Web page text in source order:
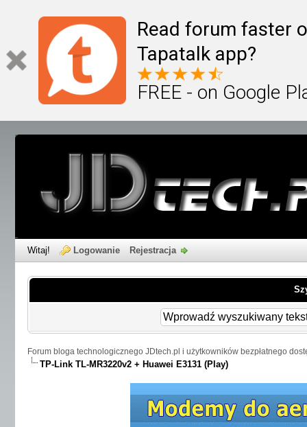
Read forum faster
Tapatalk app?
FREE - on Google
Witaj! Logowanie Rejestracja
Forum bloga technologicznego JDtech.pl i użytkowników bezpłatnego
TP-Link TL-MR3220v2 + Huawei E3131 (Play)